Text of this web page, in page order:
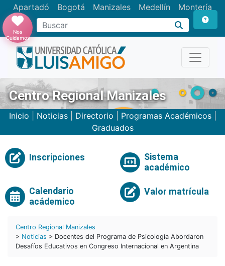
Apartadó Bogotá Manizales Medellín Montería
Nos
Cuidamos
Centro Regional Manizales
Inicio Noticias| Directorio Programas Académicos|
Graduados
Inscripciones
Sistema
académico
Calendario
acádemico
Valor matrícula
Centro Regional Manizales
> Noticias > Docentes del Programa de Psicología Abordaron
Desafíos Educativos en Congreso Internacional en Argentina